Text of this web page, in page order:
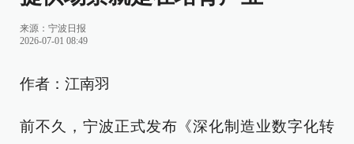
来源： 宁波日报
2026-07-01 08:49
作者：江南羽
前不久，宁波正式发布《深化制造业数字化转